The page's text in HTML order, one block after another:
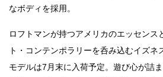
なボディを採用。
ロフトマンが持つアメリカのエッセンス
ト・コンテンポラリーを呑み込むイズネ
モデルは7月末に入荷予定。遊び心が詰